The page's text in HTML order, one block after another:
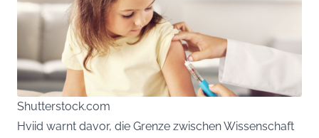
Shutterstock.com
Hviid warnt davor, die Grenze zwischen Wissenschaft